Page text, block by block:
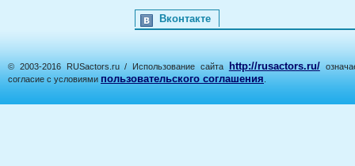
Вконтакте
© 2003-2016 RUSactors.ru / Использование сайта http://rusactors.ru/
согласие с условиями пользовательского соглашения